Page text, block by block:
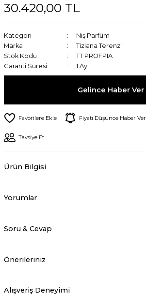
30.420,00 TL
Kategori
Niş Parfüm
Marka
Tiziana Terenzi
Stok Kodu
TT PROFPIA
Garanti Süresi
1 Ay
Gelince Haber Ver
Fiyatı Düşünce Haber Ver
Tavsiye Et
Ürün Bilgisi
Yorumlar
Soru & Cevap
Önerileriniz
Alışveriş Deneyimi